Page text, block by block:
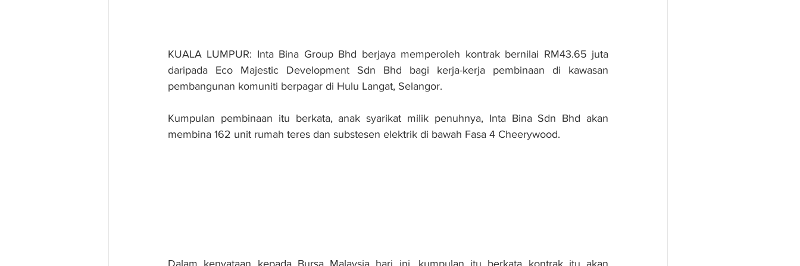
KUALA LUMPUR: Inta Bina Group Bhd berjaya memperoleh kontrak bernilai RM43.65 juta
daripada Eco Majestic Development Sdn Bhd bagi kerja-kerja pembinaan di kawasan
pembangunan komuniti berpagar di Hulu Langat, Selangor.
Kumpulan pembinaan itu berkata, anak syarikat milik penuhnya, Inta Bina Sdn Bhd akan
membina 162 unit rumah teres dan substesen elektrik di bawah Fasa 4 Cheerywood.
Dalam kenyataan kepada Bursa Malaysia hari ini, kumpulan itu berkata kontrak itu akan